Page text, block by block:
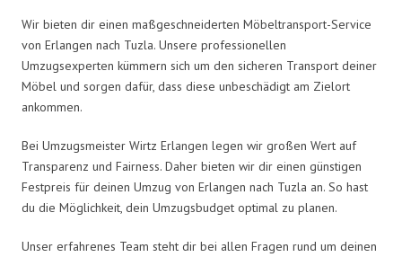
Wir bieten dir einen maßgeschneiderten Möbeltransport-Service
von Erlangen nach Tuzla. Unsere professionellen
Umzugsexperten kümmern sich um den sicheren Transport deiner
Möbel und sorgen dafür, dass diese unbeschädigt am Zielort
ankommen.
Bei Umzugsmeister Wirtz Erlangen legen wir großen Wert auf
Transparenz und Fairness. Daher bieten wir dir einen günstigen
Festpreis für deinen Umzug von Erlangen nach Tuzla an. So hast
du die Möglichkeit, dein Umzugsbudget optimal zu planen.
Unser erfahrenes Team steht dir bei allen Fragen rund um deinen